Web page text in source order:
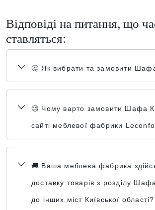
Відповіді на питання, що
ставляться:
🤔 Як вибрати та замовити
🧐 Чому варто замовити Шафа
сайті меблевої фабрики
🚚 Ваша меблева фабрика
доставку товарів з розділу
до інших міст Київської області?